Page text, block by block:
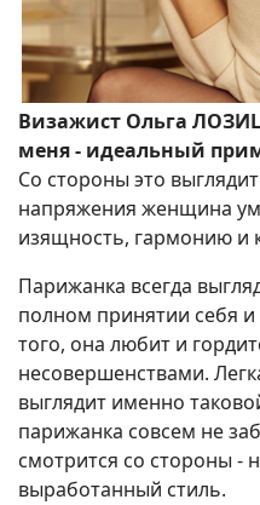
Визажист Ольга
меня - идеальный
Со стороны это
напряжения женщина
изящность, гармонию и
Парижанка всегда
полном принятии себя и
того, она любит и
несовершенствами.
выглядит именно
парижанка совсем не
смотрится со стороны -
выработанный стиль.